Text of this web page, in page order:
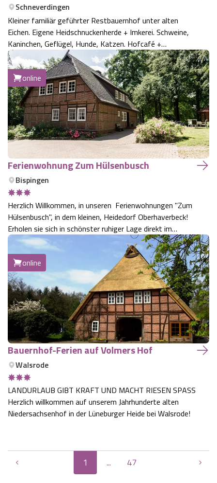
Schneverdingen
Kleiner familiär geführter Restbauernhof unter alten
Eichen. Eigene Heidschnuckenherde + Imkerei. Schweine,
Kaninchen, Geflügel, Hunde, Katzen. Hofcafé +
Restaurant im Hause. Fragen Sie nach unseren
Schnuckentouren und unseren interessanten
Pauschalangeboten! Wir bieten Ihnen 6 Doppelzimmer, j…
online
Ferienwohnung Zum Hülsenbusch
Bispingen
Herzlich Willkommen, in unseren Ferienwohnungen "Zum
Hülsenbusch", in dem kleinen, Heidedorf Oberhaverbeck!
Erholen sie sich in schönster ruhiger Lage direkt im
Naturpark Lüneburger Heide Mit dem PKW zu erreichen,
Parkplatz direkt am Haus. Zentral - ruhig - komfortabel
und modern wohnen, umgeben …
online
Bauernhof-Ferien auf Volmers Hof
Walsrode
LANDURLAUB GIBT KRAFT UND MACHT RIESEN SPASS
Herzlich willkommen auf unserem Jahrhunderte alten
Niedersachsenhof in der Lüneburger Heide bei Walsrode!
1 ... 47